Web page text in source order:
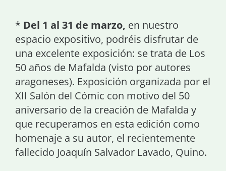
* Del 1 al 31 de marzo, en nuestro
espacio expositivo, podréis disfrutar de
una excelente exposición: se trata de Los
50 años de Mafalda (visto por autores
aragoneses). Exposición organizada por el
XII Salón del Cómic con motivo del 50
aniversario de la creación de Mafalda y
que recuperamos en esta edición como
homenaje a su autor, el recientemente
fallecido Joaquín Salvador Lavado, Quino.